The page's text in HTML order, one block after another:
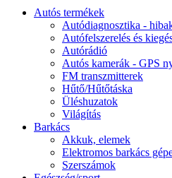
Autós termékek
Autódiagnosztika -
Autófelszerelés és
Autórádió
Autós kamerák - GPS
FM transzmitterek
Hűtő/Hűtőtáska
Üléshuzatok
Világítás
Barkács
Akkuk, elemek
Elektromos barkács
Szerszámok